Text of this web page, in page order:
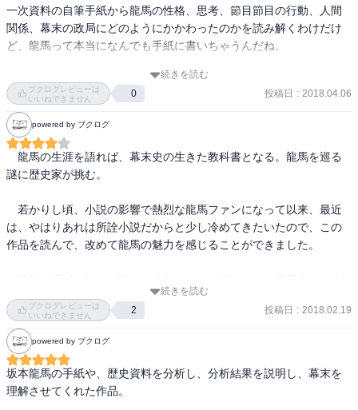
でしょうが、彼が独自に編み出したのではなく、受け売りだったと
いうほうが正しいのです。
れたとぼくは勘ぐっています。
だって、彼ほどフットワークが良く、各方面との顔が利く人物はと
ても利用価値があったからです。
こういうことを言うと、龍馬フリークから総攻撃されてしまうでし
ょうが、使い走り、あるいはメッセンジャーボーイだったんじゃな
・・・・・・・・
物の評価のされ方はちょっと違うのではないかとこの本で書いてい
ます。
まさしくぼくと同意見・・・・と心強く思ったのですが、そこはそ
れ歴史の専門家ですから、そんな言い方はしません。
それより、彼を評価すべき点は、ういう政治思想ではなく、海運ビ
一次資料の自筆手紙から龍馬の性格、思考、節目節目の行動、人間
関係、幕末の政局にどのようにかかわったのかを読み解くわけだけ
ど、龍馬って本当になんでも手紙に書いちゃうんだね。
これ敵対している側に読まれたら不味いじゃんって内容もバンバン
書いちゃってて、著者もいうように自分は死なないという根拠のな
い自信と奔放であけすけな性格が調書でもあるけど短所でもあり寿
命を縮めたんだろうな。
第三章は龍馬の暗殺について様々な説を手紙とその他の資料などを
この本が出た後だと思うけど、一度テレビで著者と同じ説を取って
るのを見た覚えがあるな。　NHKだったかな？
続きを読む
ブクログレビューは
いいねできません
0 投稿日 : 2018.04.06
powered by ブクログ
龍馬の生涯を語れば、幕末史の生きた教科書となる。龍馬を巡る
謎に歴史家が挑む。
若かりし頃、小説の影響で熱烈な龍馬ファンになって以来、最近
は、やはりあれは所詮小説だからと少し冷めてきたいたので、この
作品を読んで、改めて龍馬の魅力を感じることができました。
説とは違った冷静な視点で龍馬に迫ることができました。
龍馬暗殺の真犯人説も説得力があり、自分もこの著者の考え方に
納得しました。
自分の中で龍馬の存在がまた少し大きくなりました。
続きを読む
ブクログレビューは
いいねできません
2 投稿日 : 2018.02.19
powered by ブクログ
坂本龍馬の手紙や、歴史資料を分析し、分析結果を説明し、幕末を
理解させてくれた作品。